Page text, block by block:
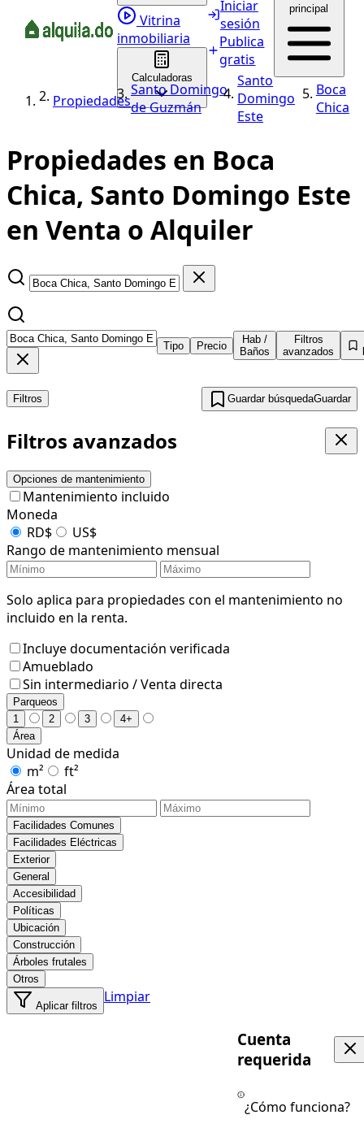
Vitrina
inmobiliaria
Calculadoras
Iniciar
sesión
Publica
gratis
principal
Propiedades
Santo Domingo
de Guzmán
Santo
Domingo
Este
Boca
Chica
Propiedades en Boca
Chica, Santo Domingo Este
en Venta o Alquiler
Tipo Precio
Hab /
Baños
Filtros
avanzados
Filtros Guardar búsquedaGuardar
Filtros avanzados
Opciones de mantenimiento
Mantenimiento incluido
Moneda
RD$
US$
Rango de mantenimiento mensual
Solo aplica para propiedades con el mantenimiento no
incluido en la renta.
Incluye documentación verificada
Amueblado
Sin intermediario / Venta directa
Parqueos
1
2 3
4+
Área
Unidad de medida
m²
ft²
Área total
Facilidades Comunes
Facilidades Eléctricas
Exterior
General
Accesibilidad
Políticas
Ubicación
Construcción
Árboles frutales
Otros
Aplicar filtros
Limpiar
Cuenta
requerida
¿Cómo funciona?